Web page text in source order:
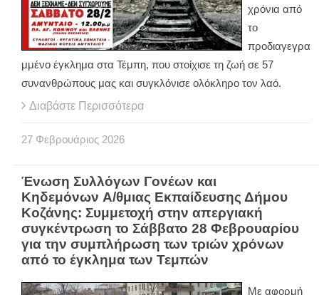
χρόνια από
το
προδιαγεγρα
μμένο έγκλημα στα Τέμπη, που στοίχισε τη ζωή σε 57
συνανθρώπους μας και συγκλόνισε ολόκληρο τον λαό.
Διαβάστε Περισσότερα
27 Φεβρουάριος 2026
Ένωση Συλλόγων Γονέων και
Κηδεμόνων Α/θμιας Εκπαίδευσης Δήμου
Κοζάνης: Συμμετοχή στην απεργιακή
συγκέντρωση το Σάββατο 28 Φεβρουαρίου
για την συμπλήρωση των τριών χρόνων
από το έγκλημα των Τεμπών
Με αφορμή